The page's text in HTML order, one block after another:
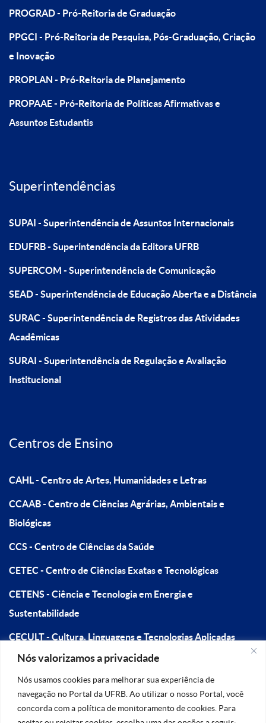
Nós valorizamos a privacidade
Nós usamos cookies para melhorar sua experiência de
navegação no Portal da UFRB. Ao utilizar o nosso Portal, você
concorda com a política de monitoramento de cookies. Para
PROGRAD - Pró-Reitoria de Graduação
PPGCI - Pró-Reitoria de Pesquisa, Pós-Graduação, Criação
e Inovação
PROPLAN - Pró-Reitoria de Planejamento
PROPAAE - Pró-Reitoria de Políticas Afirmativas e
Assuntos Estudantis
Superintendências
SUPAI - Superintendência de Assuntos Internacionais
EDUFRB - Superintendência da Editora UFRB
SUPERCOM - Superintendência de Comunicação
SEAD - Superintendência de Educação Aberta e a Distância
SURAC - Superintendência de Registros das Atividades
Acadêmicas
SURAI - Superintendência de Regulação e Avaliação
Institucional
Centros de Ensino
CAHL - Centro de Artes, Humanidades e Letras
CCAAB - Centro de Ciências Agrárias, Ambientais e
Biológicas
CCS - Centro de Ciências da Saúde
CETEC - Centro de Ciências Exatas e Tecnológicas
CETENS - Ciência e Tecnologia em Energia e
Sustentabilidade
CECULT - Cultura, Linguagens e Tecnologias Aplicadas
CFP - Centro de Formação de Professores